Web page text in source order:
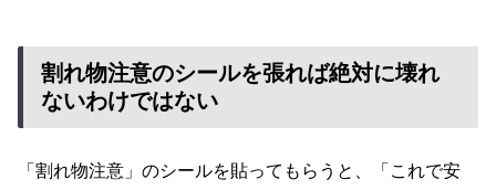
割れ物注意のシールを張れば絶対に壊れ
ないわけではない
「割れ物注意」のシールを貼ってもらうと、「これで安